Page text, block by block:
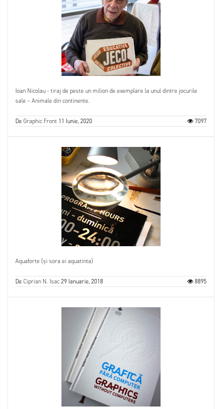
Ioan Nicolau - tiraj de peste un milion de exemplare la unul dintre jocurile
sale – Animale din continente.
DeGraphic Front 11 Iunie, 2020 7097
Aquaforte (și sora ei aquatinta)
DeCiprian N. Isac29 Ianuarie, 2018 8895